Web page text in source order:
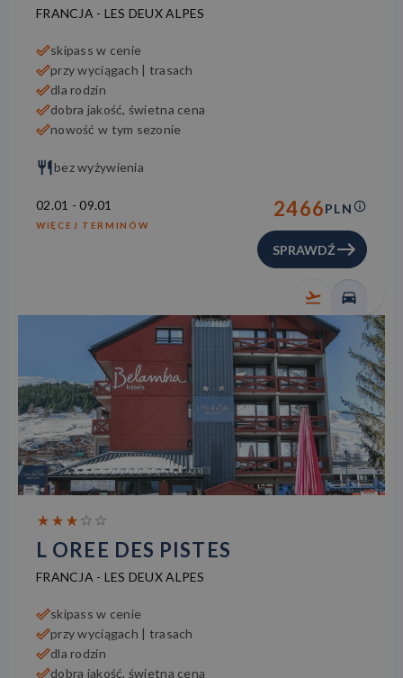
FRANCJA - LES DEUX ALPES
skipass w cenie
przy wyciągach | trasach
dla rodzin
dobra jakość, świetna cena
nowość w tym sezonie
bez wyżywienia
02.01 - 09.01
WIĘCEJ TERMINÓW
2466PLN
SPRAWDŹ
L OREE DES PISTES
FRANCJA - LES DEUX ALPES
skipass w cenie
przy wyciągach | trasach
dla rodzin
dobra jakość, świetna cena